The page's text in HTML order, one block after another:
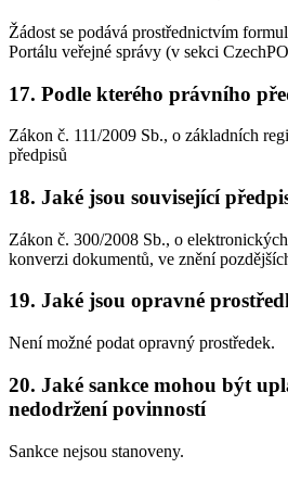
Žádost se podává prostřednictvím
Portálu veřejné správy (v sekci
17. Podle kterého právního
Zákon č. 111/2009 Sb., o základních
předpisů
18. Jaké jsou související
Zákon č. 300/2008 Sb., o
konverzi dokumentů, ve znění
19. Jaké jsou opravné
Není možné podat opravný prostředek.
20. Jaké sankce mohou být
nedodržení povinností
Sankce nejsou stanoveny.